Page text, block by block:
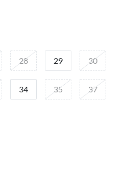
28 29 30
34 35 37